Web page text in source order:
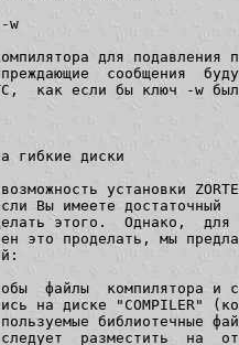
w
для подавления
сообщения
как если бы ключ -w
гибкие диски
установки
Вы имеете достаточный
этого.  Однако,  для
это проделать, мы
файлы  компилятора и
на диске "COMPILER"
библиотечные
разместить  на